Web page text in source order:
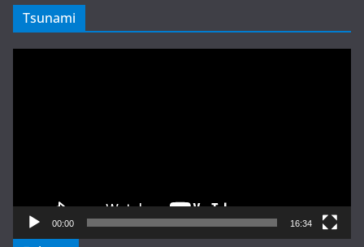
Tsunami
00:00 16:34